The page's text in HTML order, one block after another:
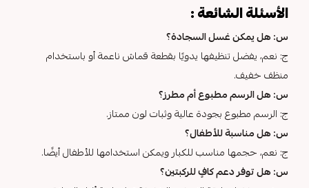
الأسئلة الشائعة :
س: هل يمكن غسل السجادة؟
ج: نعم، يفضل تنظيفها يدويًا بقطعة قماش ناعمة أو باستخدام
منظف خفيف.
س: هل الرسم مطبوع أم مطرز؟
ج: الرسم مطبوع بجودة عالية وثبات لون ممتاز.
س: هل مناسبة للأطفال؟
ج: نعم، حجمها مناسب للكبار ويمكن استخدامها للأطفال أيضًا.
س: هل توفر دعم كافٍ للركبتين؟